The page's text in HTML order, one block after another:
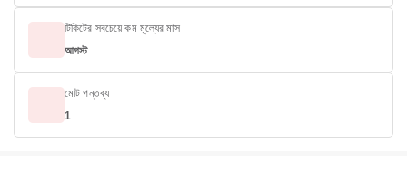
টিকিটের সবচেয়ে কম মূল্যের মাস
আগস্ট
মোট গন্তব্য
1